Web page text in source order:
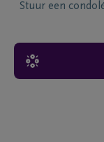
Stuur een